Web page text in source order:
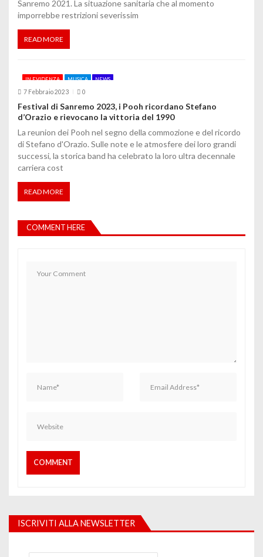
Sanremo 2021. La situazione sanitaria che al momento
imporrebbe restrizioni severissim
READ MORE
IN EVIDENZA MUSICA NEWS
7 Febbraio 2023 0
Festival di Sanremo 2023, i Pooh ricordano Stefano
d’Orazio e rievocano la vittoria del 1990
La reunion dei Pooh nel segno della commozione e del ricordo
di Stefano d'Orazio. Sulle note e le atmosfere dei loro grandi
successi, la storica band ha celebrato la loro ultra decennale
carriera cost
READ MORE
COMMENT HERE
ISCRIVITI ALLA NEWSLETTER